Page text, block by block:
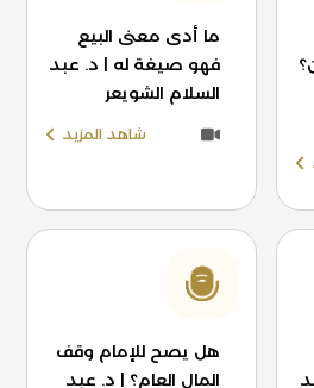
ما أدى معنى البيع
فهو صيغة له | د. عبد
السلام الشويعر
شاهد المزيد
هل يصح للإمام وقف
المال العام؟ | د. عبد